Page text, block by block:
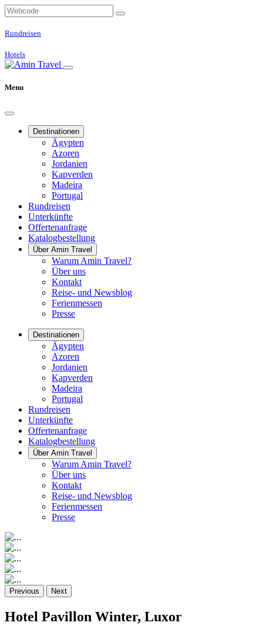
Rundreisen
Hotels
Menu
Destinationen
Ägypten
Azoren
Jordanien
Kapverden
Madeira
Portugal
Rundreisen
Unterkünfte
Offertenanfrage
Katalogbestellung
Über Amin Travel
Warum Amin Travel?
Über uns
Kontakt
Reise- und Newsblog
Ferienmessen
Presse
Destinationen
Ägypten
Azoren
Jordanien
Kapverden
Madeira
Portugal
Rundreisen
Unterkünfte
Offertenanfrage
Katalogbestellung
Über Amin Travel
Warum Amin Travel?
Über uns
Kontakt
Reise- und Newsblog
Ferienmessen
Presse
Previous Next
Hotel Pavillon Winter, Luxor